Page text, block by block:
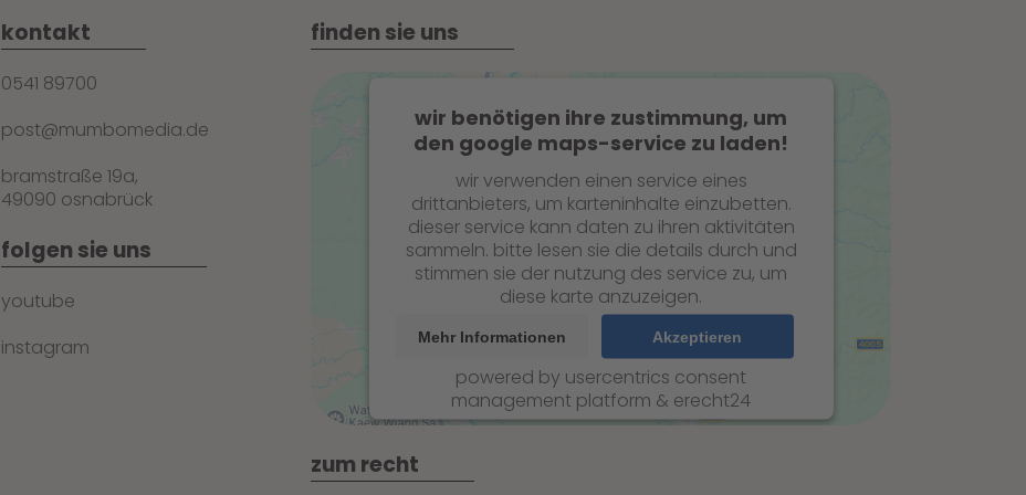
kontakt
0541 89700
post@mumbomedia.de
bramstraße 19a,
49090 osnabrück
folgen sie uns
youtube
instagram
finden sie uns
wir benötigen ihre zustimmung, um
den google maps-service zu laden!
wir verwenden einen service eines
drittanbieters, um karteninhalte einzubetten.
dieser service kann daten zu ihren aktivitäten
sammeln. bitte lesen sie die details durch und
stimmen sie der nutzung des service zu, um
diese karte anzuzeigen.
Mehr Informationen Akzeptieren
powered by usercentrics consent
management platform & erecht24
zum recht